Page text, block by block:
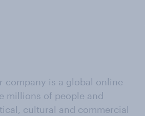
company is a global online
millions of people and
cultural and commercial